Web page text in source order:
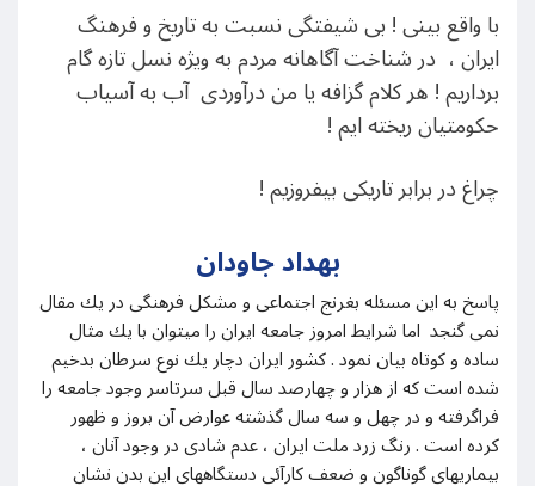
با واقع بینی ! بی شیفتگی نسبت به تاریخ و فرهنگ
ایران ، در شناخت آگاهانه مردم به ویژه نسل تازه گام
برداریم ! هر کلام گزافه یا من درآوردی آب به آسیاب
حکومتیان ریخته ایم !
چراغ در برابر تاریکی بیفروزیم !
بهداد جاودان
پاسخ به اين مسئله بغرنج اجتماعى و مشكل فرهنگى در يك مقال
نمى گنجد اما شرايط امروز جامعه ايران را ميتوان با يك مثال
ساده و كوتاه بيان نمود . كشور ايران دچار يك نوع سرطان بدخيم
شده است كه از هزار و چهارصد سال قبل سرتاسر وجود جامعه را
فراگرفته و در چهل و سه سال گذشته عوارض آن بروز و ظهور
كرده است . رنگ زرد ملت ايران ، عدم شادى در وجود آنان ،
بيماريهاى گوناگون و ضعف كارآئى دستگاههاى اين بدن نشان